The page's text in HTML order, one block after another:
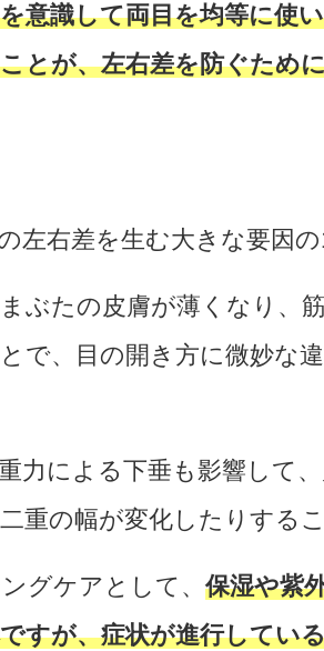
意識して両目を均等に使
とが、左右差を防ぐため
左右差を生む大きな要因
ぶたの皮膚が薄くなり、
で、目の開き方に微妙な
力による下垂も影響して
重の幅が変化したりする
グケアとして、 保湿や紫
すが、症状が進行してい